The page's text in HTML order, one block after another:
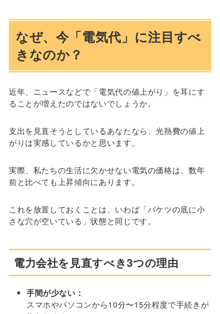
なぜ、今「電気代」に注目すべ
きなのか？
近年、ニュースなどで「電気代の値上がり」を耳にす
ることが増えたのではないでしょうか。
支出を見直そうとしているあなたなら、光熱費の値上
がりは実感しているかと思います。
実際、私たちの生活に欠かせない電気の価格は、数年
前と比べても上昇傾向にあります。
これを放置しておくことは、いわば「バケツの底に小
さな穴が空いている」状態と同じです。
電力会社を見直すべき3つの理由
手間が少ない：
スマホやパソコンから10分〜15分程度で手続きが